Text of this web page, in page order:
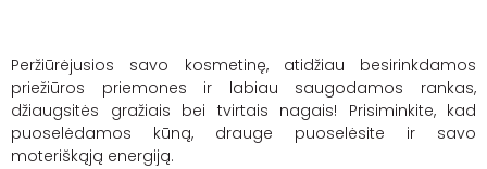
Peržiūrėjusios savo kosmetinę, atidžiau besirinkdamos
priežiūros priemones ir labiau saugodamos rankas,
džiaugsitės gražiais bei tvirtais nagais! Prisiminkite, kad
puoselėdamos kūną, drauge puoselėsite ir savo
moteriškąją energiją.